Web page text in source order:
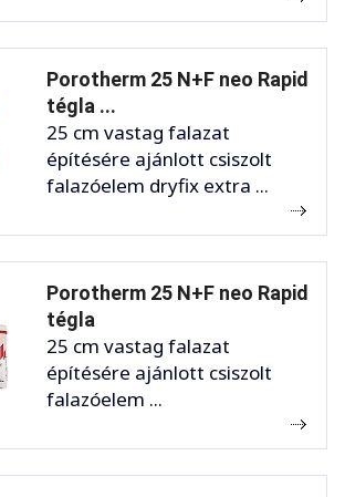
Porotherm 25 N+F neo Rapid
tégla ...
25 cm vastag falazat
építésére ajánlott csiszolt
falazóelem dryfix extra ...
Porotherm 25 N+F neo Rapid
tégla
25 cm vastag falazat
építésére ajánlott csiszolt
falazóelem ...